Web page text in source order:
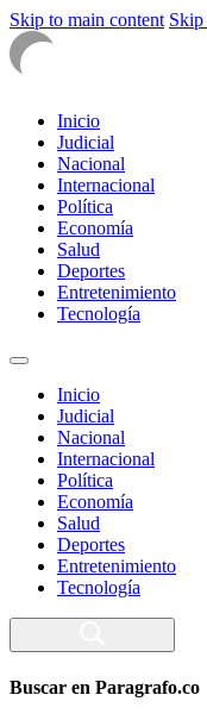
Skip to main content
Inicio
Judicial
Nacional
Internacional
Política
Economía
Salud
Deportes
Entretenimiento
Tecnología
Inicio
Judicial
Nacional
Internacional
Política
Economía
Salud
Deportes
Entretenimiento
Tecnología
Buscar en Paragrafo.co